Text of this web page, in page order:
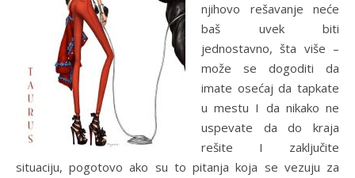
njihovo rešavanje neće
baš uvek biti
jednostavno, šta više –
može se dogoditi da
imate osećaj da tapkate
u mestu I da nikako ne
uspevate da do kraja
rešite I zaključite
situaciju, pogotovo ako su to pitanja koja se vezuju za